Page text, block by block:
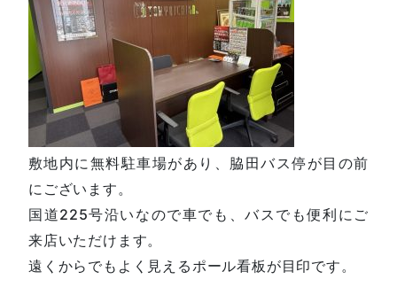
敷地内に無料駐車場があり、脇田バス停が目の前
にございます。
国道225号沿いなので車でも、バスでも便利にご
来店いただけます。
遠くからでもよく見えるポール看板が目印です。